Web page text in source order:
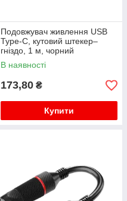
Подовжувач живлення USB
Type-C, кутовий штекер–
гніздо, 1 м, чорний
В наявності
173,80 ₴
Купити